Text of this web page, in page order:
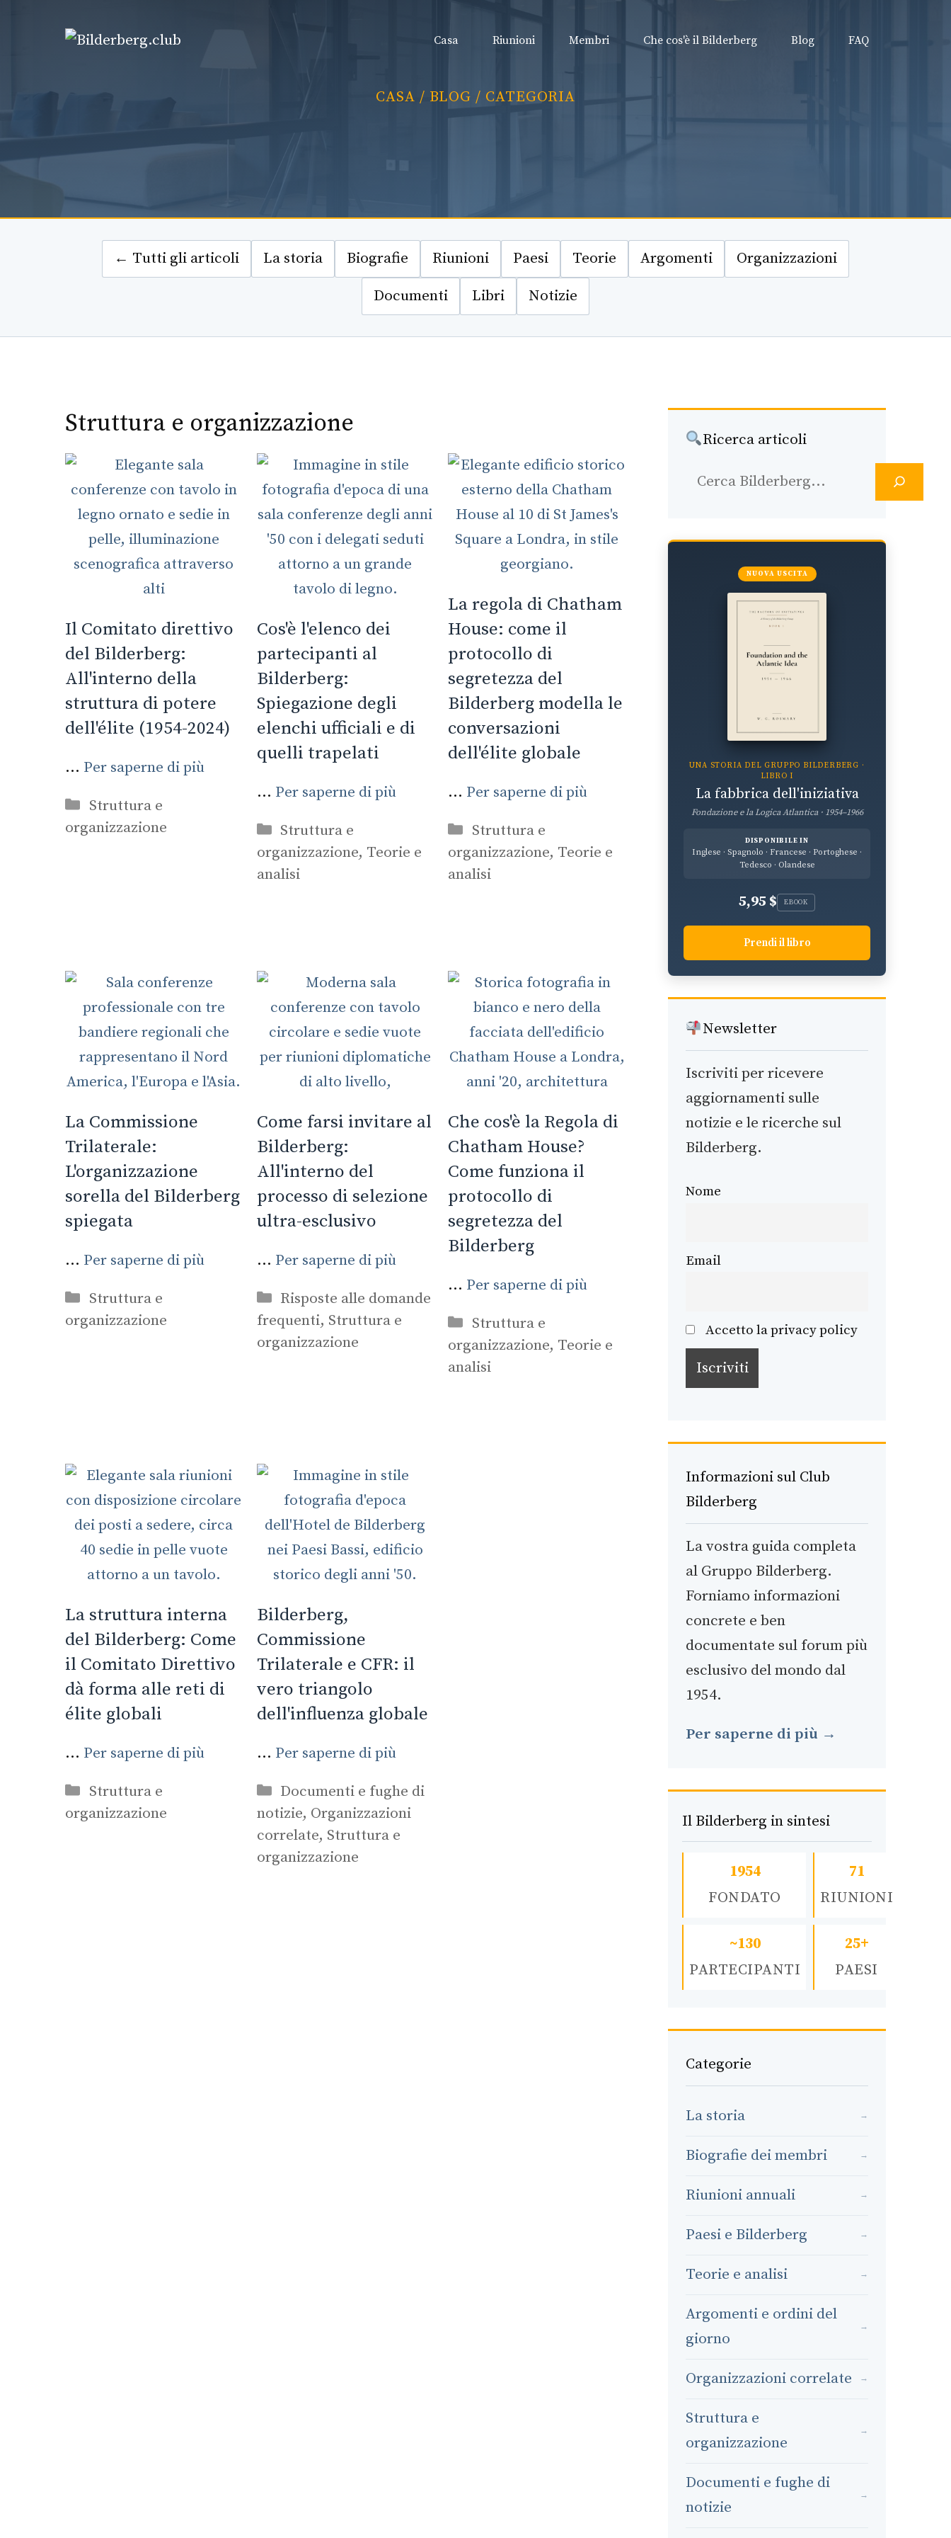
Casa Riunioni Membri Che cos'è il Bilderberg Blog FAQ
CASA / BLOG / CATEGORIA
← Tutti gli articoli La storia Biografie Riunioni Paesi Teorie Argomenti Organizzazioni
Documenti Libri Notizie
Struttura e organizzazione
Il Comitato direttivo
del Bilderberg:
All'interno della
struttura di potere
dell'élite (1954-2024)
... Per saperne di più
Categorie
Struttura e
organizzazione
Cos'è l'elenco dei
partecipanti al
Bilderberg:
Spiegazione degli
elenchi ufficiali e di
quelli trapelati
... Per saperne di più
Categorie
Struttura e
organizzazione, Teorie e
analisi
La regola di Chatham
House: come il
protocollo di
segretezza del
Bilderberg modella le
conversazioni
dell'élite globale
... Per saperne di più
Categorie
Struttura e
organizzazione, Teorie e
analisi
La Commissione
Trilaterale:
L'organizzazione
sorella del Bilderberg
spiegata
... Per saperne di più
Categorie
Struttura e
organizzazione
Come farsi invitare al
Bilderberg:
All'interno del
processo di selezione
ultra-esclusivo
... Per saperne di più
Categorie
Risposte alle domande
frequenti, Struttura e
organizzazione
Che cos'è la Regola di
Chatham House?
Come funziona il
protocollo di
segretezza del
Bilderberg
... Per saperne di più
Categorie
Struttura e
organizzazione, Teorie e
analisi
La struttura interna
del Bilderberg: Come
il Comitato Direttivo
dà forma alle reti di
élite globali
... Per saperne di più
Categorie
Struttura e
organizzazione
Bilderberg,
Commissione
Trilaterale e CFR: il
vero triangolo
dell'influenza globale
... Per saperne di più
Categorie
Documenti e fughe di
notizie, Organizzazioni
correlate, Struttura e
organizzazione
Ricerca articoli
Ricerca
NUOVA USCITA
UNA STORIA DEL GRUPPO BILDERBERG ·
LIBRO I
La fabbrica dell'iniziativa
Fondazione e la Logica Atlantica · 1954–1966
DISPONIBILE IN
Inglese · Spagnolo · Francese · Portoghese ·
Tedesco · Olandese
5,95 $ EBOOK
Prendi il libro
Newsletter
Iscriviti per ricevere
aggiornamenti sulle
notizie e le ricerche sul
Bilderberg.
Nome
Email
Accetto la privacy policy
Informazioni sul Club
Bilderberg
La vostra guida completa
al Gruppo Bilderberg.
Forniamo informazioni
concrete e ben
documentate sul forum più
esclusivo del mondo dal
1954.
Per saperne di più →
Il Bilderberg in sintesi
1954
FONDATO
71
RIUNIONI
~130
PARTECIPANTI
25+
PAESI
Categorie
La storia →
Biografie dei membri →
Riunioni annuali →
Paesi e Bilderberg →
Teorie e analisi →
Argomenti e ordini del
giorno
→
Organizzazioni correlate →
Struttura e
organizzazione
→
Documenti e fughe di
notizie
→